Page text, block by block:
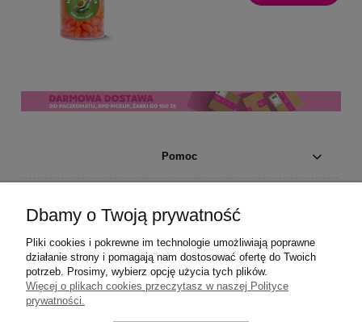
Pomoc
Płatności i dostawa
Informacje
Dbamy o Twoją prywatność
Pliki cookies i pokrewne im technologie umożliwiają poprawne
działanie strony i pomagają nam dostosować ofertę do Twoich
potrzeb. Prosimy, wybierz opcję użycia tych plików.
Więcej o plikach cookies przeczytasz w naszej Polityce
prywatności.